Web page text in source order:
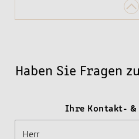
Haben Sie Fragen
Ihre Kontakt- &